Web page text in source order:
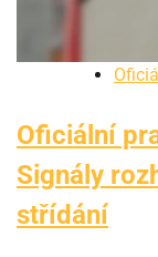
Oficiální
Signály
střídání